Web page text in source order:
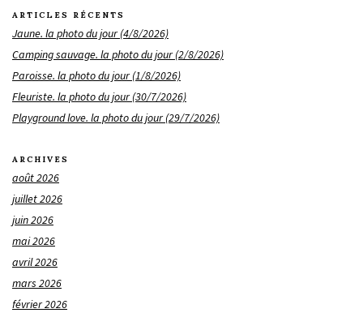
ARTICLES RÉCENTS
Jaune. la photo du jour (4/8/2026)
Camping sauvage. la photo du jour (2/8/2026)
Paroisse. la photo du jour (1/8/2026)
Fleuriste. la photo du jour (30/7/2026)
Playground love. la photo du jour (29/7/2026)
ARCHIVES
août 2026
juillet 2026
juin 2026
mai 2026
avril 2026
mars 2026
février 2026